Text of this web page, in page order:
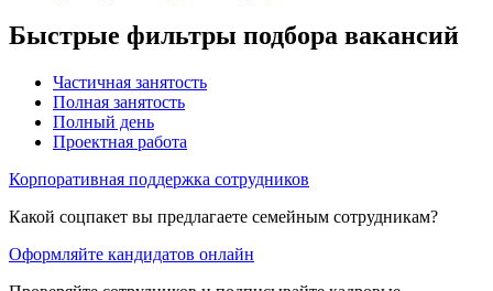
Быстрые фильтры подбора вакансий
Частичная занятость
Полная занятость
Полный день
Проектная работа
Корпоративная поддержка сотрудников
Какой соцпакет вы предлагаете семейным сотрудникам?
Оформляйте кандидатов онлайн